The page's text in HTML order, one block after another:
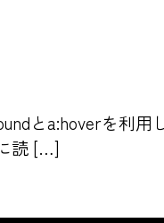
とa:hoverを利
読 […]